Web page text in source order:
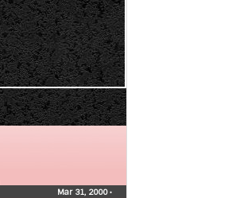
Mar 31, 2000•